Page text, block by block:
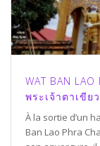
WAT BAN
พระเจ้าตาเขียว
À la sortie d’un
Ban Lao Phra